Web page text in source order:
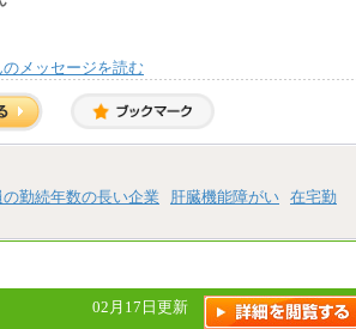
メッセージを読む
の勤続年数の長い企業 肝臓機能障がい 在宅勤
02月17日更新